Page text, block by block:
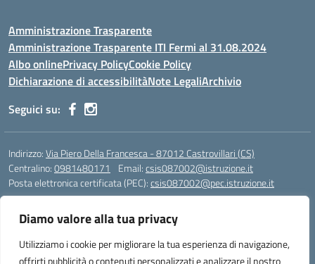
Diamo valore alla tua privacy
Utilizziamo i cookie per migliorare la tua esperienza di navigazione,
offrirti pubblicità o contenuti personalizzati e analizzare il nostro
Amministrazione Trasparente
Amministrazione Trasparente ITI Fermi al 31.08.2024
Albo onlinePrivacy PolicyCookie Policy
Dichiarazione di accessibilitàNote LegaliArchivio
Seguici su:
Indirizzo:Via Piero Della Francesca - 87012 Castrovillari (CS)
Centralino:0981480171 Email:csis087002@istruzione.it
Posta elettronica certificata (PEC):csis087002@pec.istruzione.it
Codice meccanografico:CSIS087002
Codice Indice delle Pubbliche Amministrazioni (IPA): PNG4CA8K
Codice unico di fatturazione (CUF): R8N7JA